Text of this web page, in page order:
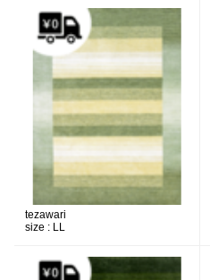
tezawari
size : LL